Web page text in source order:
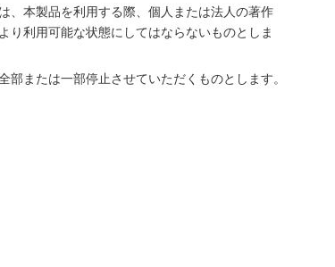
、本製品を利用する際、個人または法人の著作
利用可能な状態にしてはならないものとしま
または一部停止させていただくものとします。